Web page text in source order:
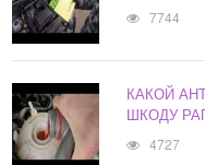
7744
КАКОЙ
ШКОДУ
4727